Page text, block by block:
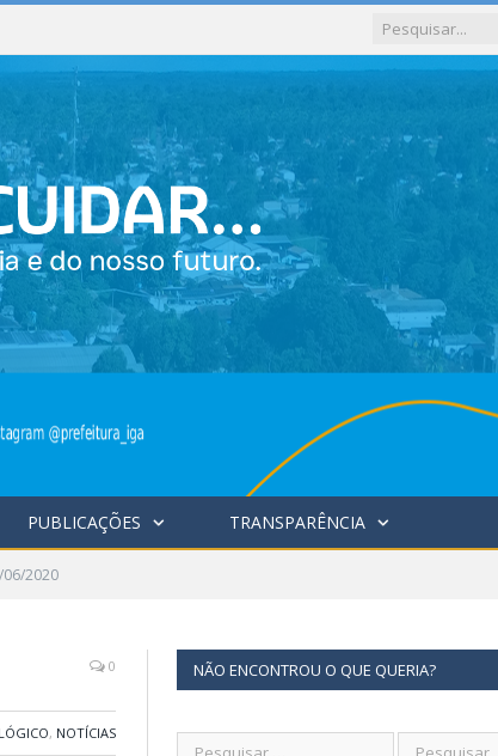
PUBLICAÇÕES TRANSPARÊNCIA
2020
0
, NOTÍCIAS
NÃO ENCONTROU O QUE QUERIA?